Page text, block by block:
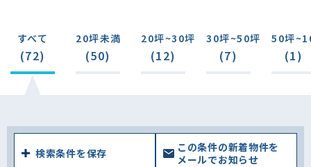
すべて
(72)
20坪未満
(50)
20坪~30坪
(12)
30坪~50坪
(7)
50坪
(1)
検索条件を保存
この条件の新着物件を
メールでお知らせ